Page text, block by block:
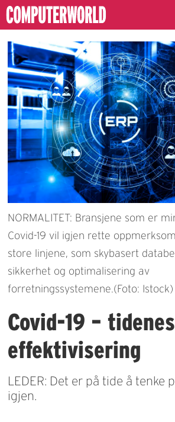
NORMALITET: Bransjene som er
Covid-19 vil igjen rette
store linjene, som skybasert
sikkerhet og optimalisering av
forretningssystemene.(Foto: Istock)
Covid-19 –
effektivisering
LEDER: Det er på tide å tenke
igjen.